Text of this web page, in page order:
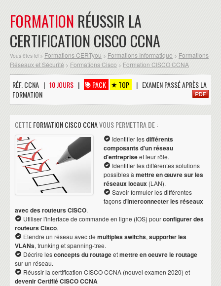
FORMATION RÉUSSIR LA
CERTIFICATION CISCO CCNA
Vous êtes ici > Formations CERTyou > Formations Informatique > Formations
Réseaux et Sécurité > Formations Cisco > Formation CISCO CCNA
RÉF. CCNA | 10 JOURS | PACK TOP
| EXAMEN PASSÉ APRÈS LA
FORMATION
CETTEFORMATION CISCO CCNAVOUS PERMETTRA DE :
Identifier lesdifférents
composants d'un réseau
d'entrepriseet leur rôle.
Identifier les différentes solutions
possibles à mettre en œuvre sur les
réseaux locaux (LAN).
Savoir formuler les différentes
façons d'interconnecter les réseaux
avec des routeurs CISCO.
Utiliser l'interface de commande en ligne (IOS) pourconfigurer des
routeurs Cisco.
Etendre un réseau avec de multiples switchs, supporter les
VLANs, trunking et spanning-tree.
Décrire lesconcepts du routageetmettre en oeuvre le routage
sur un réseau.
Réussir la certification CISCO CCNA (nouvel examen 2020) et
devenir Certifié CISCO CCNA